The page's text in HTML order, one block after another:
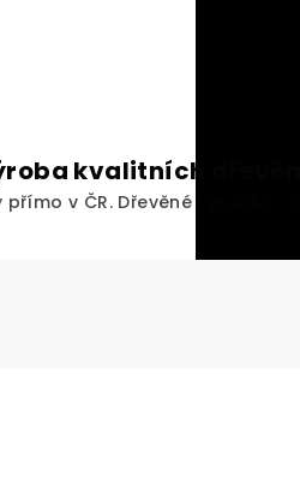
kvalitních
v ČR. Dřevěné výrobky